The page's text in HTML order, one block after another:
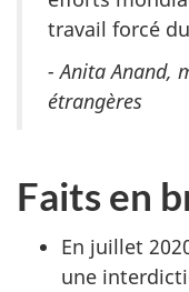
travail forcé
- Anita Anand,
étrangères
Faits en
En juillet
une